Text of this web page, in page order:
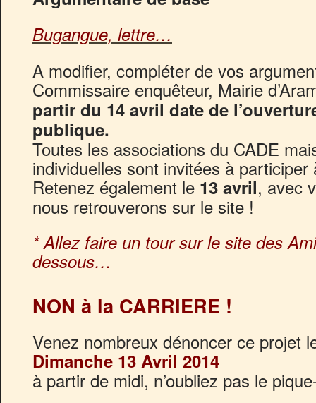
Bugangue, lettre…
A modifier, compléter de vos
Commissaire enquêteur, Mairie
partir du 14 avril date de
publique.
Toutes les associations du CADE
individuelles sont invitées à participer
Retenez également le 13 avril, avec
nous retrouverons sur le site !
* Allez faire un tour sur le site des
dessous…
NON à la CARRIERE !
Venez nombreux dénoncer ce projet
Dimanche 13 Avril 2014
à partir de midi, n’oubliez pas le